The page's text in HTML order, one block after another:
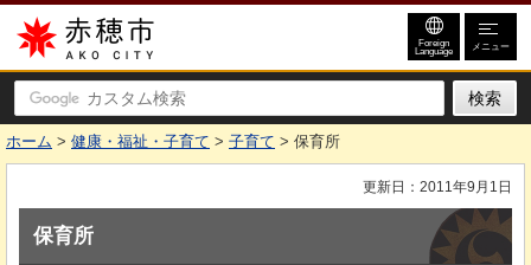
赤穂市
Foreign
Language メニュー
ホーム > 健康・福祉・子育て > 子育て > 保育所
更新日：2011年9月1日
保育所